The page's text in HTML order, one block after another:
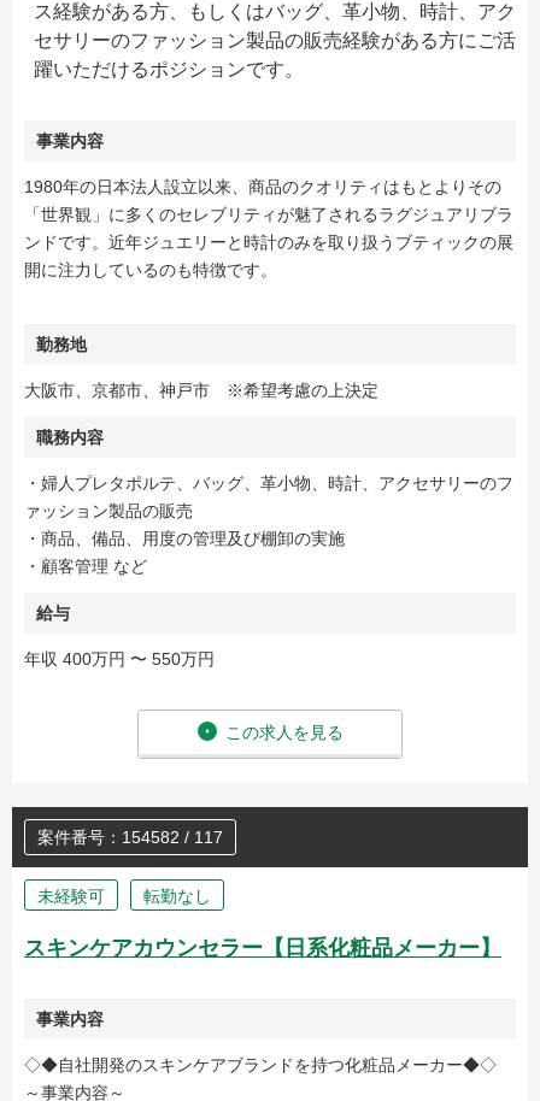
ス経験がある方、もしくはバッグ、革小物、時計、アク
セサリーのファッション製品の販売経験がある方にご活
躍いただけるポジションです。
事業内容
1980年の日本法人設立以来、商品のクオリティはもとよりその
「世界観」に多くのセレブリティが魅了されるラグジュアリブラ
ンドです。近年ジュエリーと時計のみを取り扱うブティックの展
開に注力しているのも特徴です。
勤務地
大阪市、京都市、神戸市 ※希望考慮の上決定
職務内容
・婦人プレタポルテ、バッグ、革小物、時計、アクセサリーのフ
ァッション製品の販売
・商品、備品、用度の管理及び棚卸の実施
・顧客管理 など
給与
年収 400万円 〜 550万円
この求人を見る
案件番号：154582 / 117
未経験可 転勤なし
スキンケアカウンセラー【日系化粧品メーカー】
事業内容
◇◆自社開発のスキンケアブランドを持つ化粧品メーカー◆◇
～事業内容～